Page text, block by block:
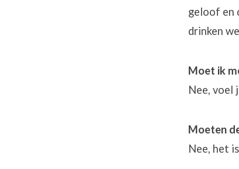
geloof en
drinken
Moet ik
Nee, voel
Moeten
Nee, het